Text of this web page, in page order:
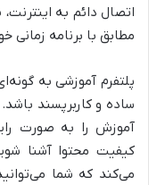
اتصال دائم به
مطابق با برنامه زمانی
پلتفرم آموزشی به
ساده و کاربرپسند
آموزش را به صورت
کیفیت محتوا آشنا
می‌کند که شما